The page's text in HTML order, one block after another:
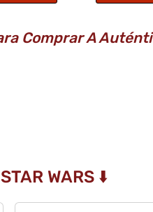
Comprar A
WARS ⬇️